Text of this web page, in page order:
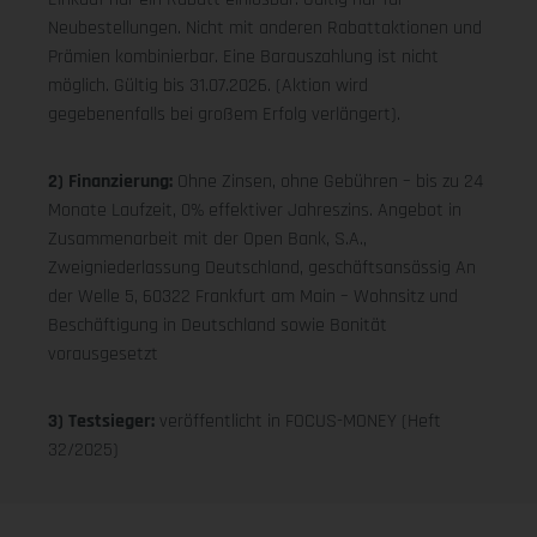
Neubestellungen. Nicht mit anderen Rabattaktionen und
Prämien kombinierbar. Eine Barauszahlung ist nicht
möglich. Gültig bis 31.07.2026. (Aktion wird
gegebenenfalls bei großem Erfolg verlängert).
2) Finanzierung: Ohne Zinsen, ohne Gebühren – bis zu 24
Monate Laufzeit, 0% effektiver Jahreszins. Angebot in
Zusammenarbeit mit der Open Bank, S.A.,
Zweigniederlassung Deutschland, geschäftsansässig An
der Welle 5, 60322 Frankfurt am Main – Wohnsitz und
Beschäftigung in Deutschland sowie Bonität
vorausgesetzt
3) Testsieger: veröffentlicht in FOCUS-MONEY (Heft
32/2025)